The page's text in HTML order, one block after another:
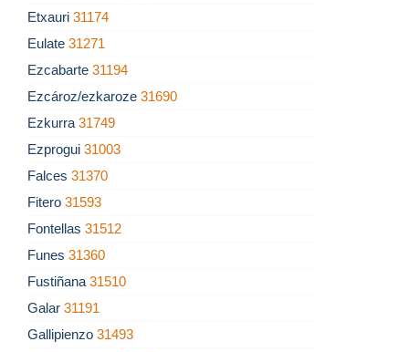
Etxauri 31174
Eulate 31271
Ezcabarte 31194
Ezcároz/ezkaroze 31690
Ezkurra 31749
Ezprogui 31003
Falces 31370
Fitero 31593
Fontellas 31512
Funes 31360
Fustiñana 31510
Galar 31191
Gallipienzo 31493